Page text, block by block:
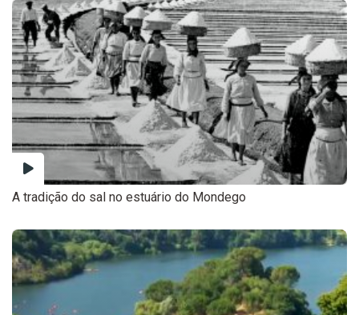
A tradição do sal no estuário do Mondego